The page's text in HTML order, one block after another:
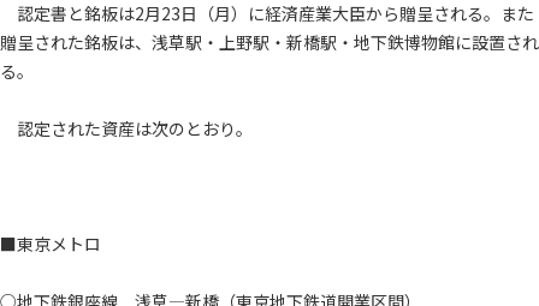
認定書と銘板は2月23日（月）に経済産業大臣から贈呈される。また
贈呈された銘板は、浅草駅・上野駅・新橋駅・地下鉄博物館に設置され
る。
認定された資産は次のとおり。
■東京メトロ